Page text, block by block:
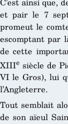
et pair le 7
promeut le
escomptant par
de cette
XIIIe siècle de
VI le Gros), lui
l’Angleterre.
Tout semblait
de son aïeul